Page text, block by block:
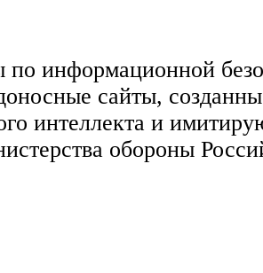
по информационной
сайты,
интеллекта и
обороны